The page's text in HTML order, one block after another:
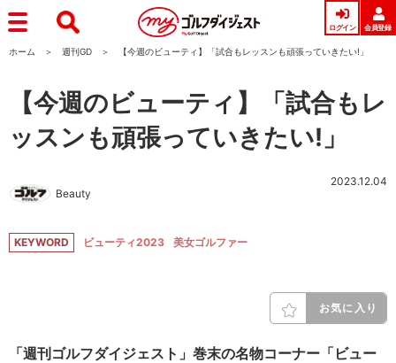
ログイン 会員登録
ホーム 週刊GD 【今週のビューティ】「試合もレッスンも頑張っていきたい!」
【今週のビューティ】「試合もレ
ッスンも頑張っていきたい!」
Beauty
2023.12.04
KEYWORD ビューティ2023 美女ゴルファー
お気に入り
「週刊ゴルフダイジェスト」巻末の名物コーナー「ビュー